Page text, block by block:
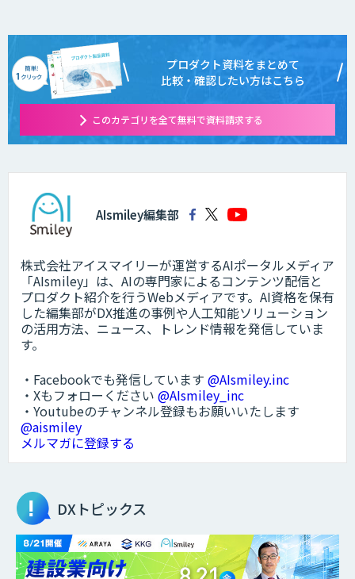
プロダクト資料をまとめて
比較・確認したい方はこちら
このカテゴリを全て無料で資料請求する
AIsmiley編集部
株式会社アイスマイリーが運営するAIポータルメディア
「AIsmiley」は、AIの専門家によるコンテンツ配信と
プロダクト紹介を行うWebメディアです。AI資格を保有
した編集部がDX推進の事例や人工知能ソリューション
の活用方法、ニュース、トレンド情報を発信していま
す。
・Facebookでも発信しています @AIsmiley.inc
・Xもフォローください @AIsmiley_inc
・Youtubeのチャンネル登録もお願いいたします
@aismiley
メルマガに登録する
DXトピックス